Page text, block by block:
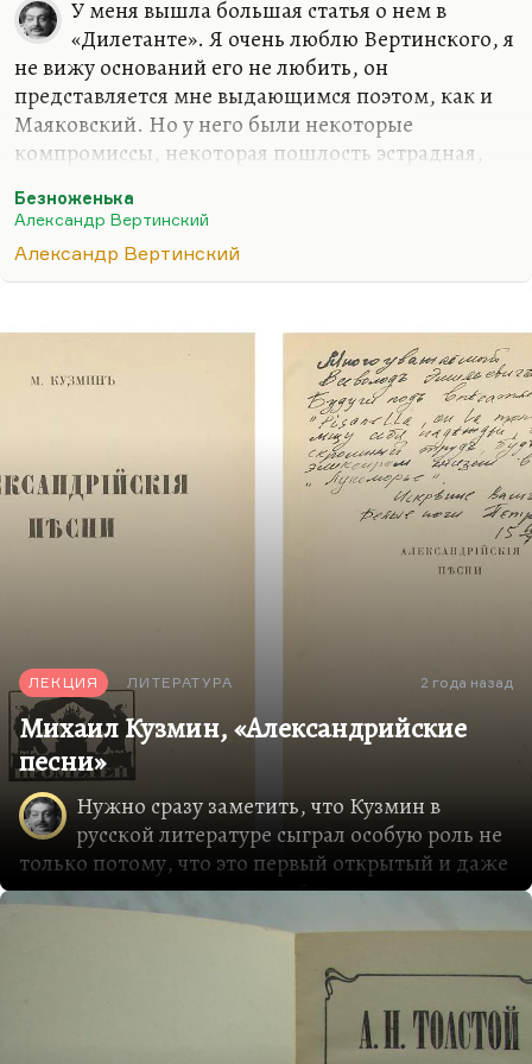
У меня вышла большая статья о нем в
«Дилетанте». Я очень люблю Вертинского, я
не вижу оснований его не любить, он
представляется мне выдающимся поэтом, как и
Маяковский. Но у него были некоторые
компромиссы, некоторая пошлость эстрадная,
Человек, который в 1935 году спел о родине:
А она цветёт и зреет,
Возрождённая в огне,
Это человек с очень плохим вкусом. Человек,
который Ахматовой, Пастернаку и блокаднице
Берггольц (Ахматова тоже, впрочем, блокадница)
рассказывал, что только изгнанник может по-
настоящему любить родину, – у него со…
Безноженька
Александр Вертинский
Александр Вертинский
ЛЕКЦИЯ ЛИТЕРАТУРА 2 года назад
Михаил Кузмин, «Александрийские
песни»
Нужно сразу заметить, что Кузмин в
русской литературе сыграл особую роль не
только потому, что это первый открытый и даже
несколько демонстративный певец
гомосексуальности, благодаря чему его роман
«Александрийских песен» стали объектом
скандала. В общем, никакого скандала и не
вышло, потому что русская литература к этому